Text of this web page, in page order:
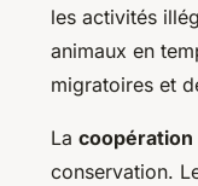
les activités
animaux en
migratoires et
La
conservation.